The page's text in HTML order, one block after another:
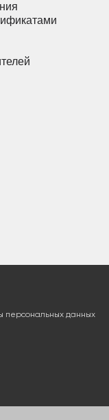
персональных данных